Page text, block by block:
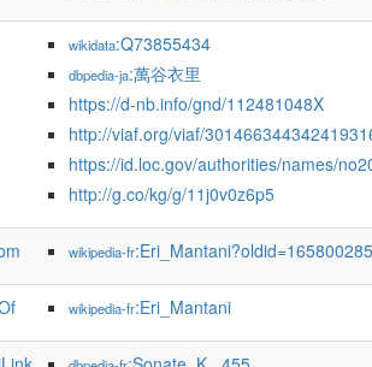
wikidata:Q73855434
dbpedia-ja:萬谷衣里
https://d-nb.info/gnd/112481048X
http://viaf.org/viaf/
https://id.loc.gov/authorities/names/
http://g.co/kg/g/11j0v0z6p5
wikipedia-fr
wikipedia-fr:Eri_Mantani